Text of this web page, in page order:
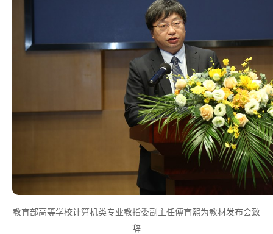
教育部高等学校计算机类专业教指委副主任傅育熙为教材发布会致
辞